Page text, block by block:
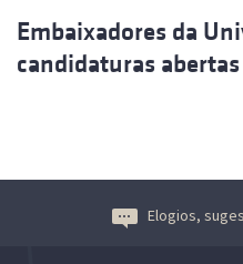
Embaixadores da
candidaturas
Elogios,